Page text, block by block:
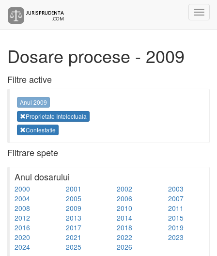
Dosare procese - 2009
Filtre active
Anul 2009
Proprietate Intelectuala
Contestatie
Filtrare spete
Anul dosarului
2000 2001 2002
2003
2004
2005 2006
2007
2008
2009 2010
2011
2012
2013 2014
2015
2016
2017 2018
2019
2020
2021 2022
2023
2024
2025 2026